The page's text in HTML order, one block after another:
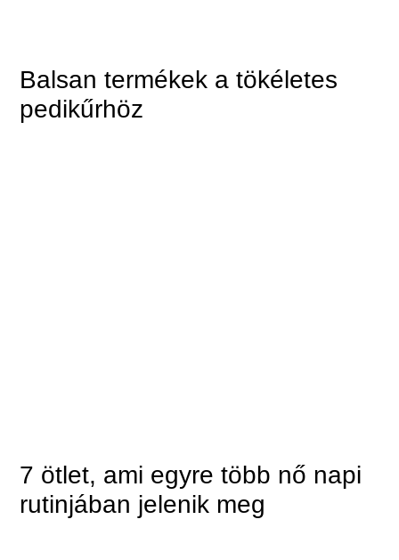
Balsan termékek a tökéletes
pedikűrhöz
7 ötlet, ami egyre több nő napi
rutinjában jelenik meg